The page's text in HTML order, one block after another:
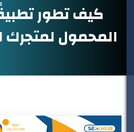
كيف تطور
المحمول لمتجرك